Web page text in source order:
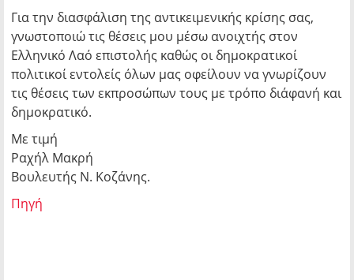
Για την διασφάλιση της αντικειμενικής κρίσης σας,
γνωστοποιώ τις θέσεις μου μέσω ανοιχτής στον
Ελληνικό Λαό επιστολής καθώς οι δημοκρατικοί
πολιτικοί εντολείς όλων μας οφείλουν να γνωρίζουν
τις θέσεις των εκπροσώπων τους με τρόπο διάφανή και
δημοκρατικό.
Με τιμή
Ραχήλ Μακρή
Βουλευτής Ν. Κοζάνης.
Πηγή